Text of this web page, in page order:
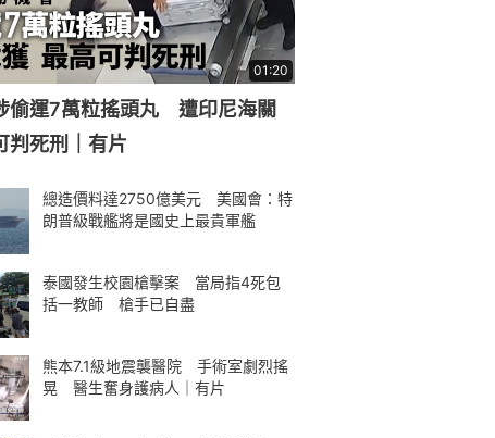
01:20
偷運7萬粒搖頭丸 遭印尼海關
判死刑｜有片
總造價料達2750億美元 美國會：特
朗普級戰艦將是國史上最貴軍艦
泰國發生校園槍擊案 當局指4死包
括一教師 槍手已自盡
熊本7.1級地震襲醫院 手術室劇烈搖
晃 醫生奮身護病人｜有片